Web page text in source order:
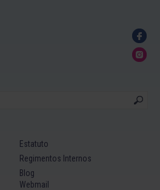
ferramentas
Estatuto
Regimentos Internos
Blog
Webmail